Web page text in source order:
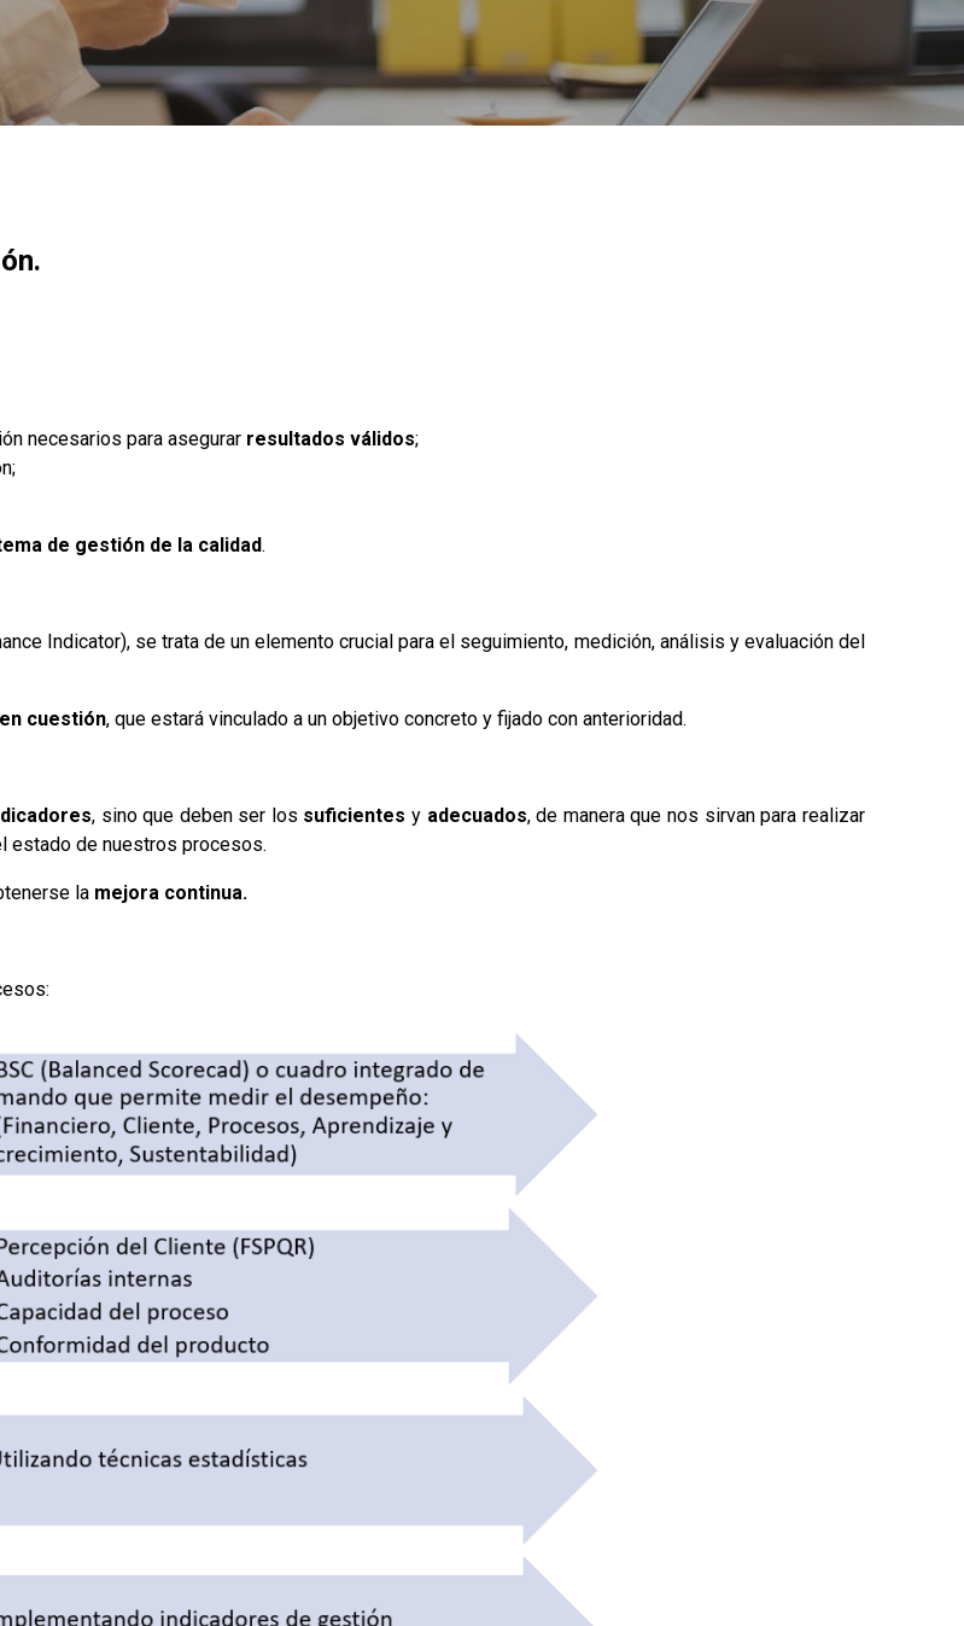
necesarios para asegurar resultados válidos;
de gestión de la calidad.
Indicator), se trata de un elemento crucial para el seguimiento, medición, análisis y evaluación del
cuestión, que estará vinculado a un objetivo concreto y fijado con anterioridad.
, sino que deben ser los suficientes y adecuados, de manera que nos sirvan para realizar
estado de nuestros procesos.
la mejora continua.